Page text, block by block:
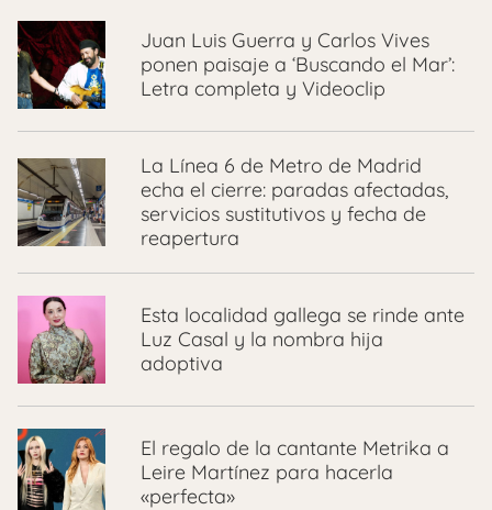
Juan Luis Guerra y Carlos Vives
ponen paisaje a ‘Buscando el Mar’:
Letra completa y Videoclip
La Línea 6 de Metro de Madrid
echa el cierre: paradas afectadas,
servicios sustitutivos y fecha de
reapertura
Esta localidad gallega se rinde ante
Luz Casal y la nombra hija
adoptiva
El regalo de la cantante Metrika a
Leire Martínez para hacerla
«perfecta»